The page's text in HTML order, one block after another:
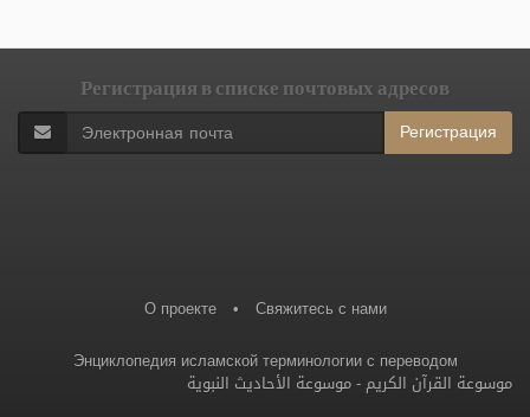
Регистрация в списке почтовых адресов
Регистрация
О проекте • Свяжитесь с нами
Энциклопедия исламской терминологии с переводом
موسوعة القرآن الكريم -موسوعة الأحاديث النبوية